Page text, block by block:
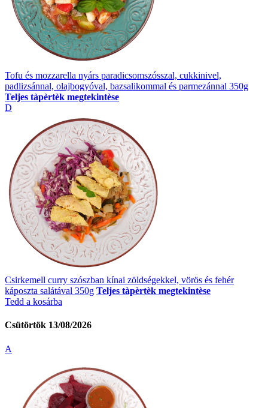
Tofu és mozzarella nyárs paradicsomszósszal, cukkinivel,
padlizsánnal, olajbogyóval, bazsalikommal és parmezánnal 350g
Teljes tàpèrtèk megtekintèse
D
Csirkemell curry szószban kínai zöldségekkel, vörös és fehér
káposzta salátával 350g Teljes tàpèrtèk megtekintèse
Tedd a kosárba
Csütörtök 13/08/2026
A